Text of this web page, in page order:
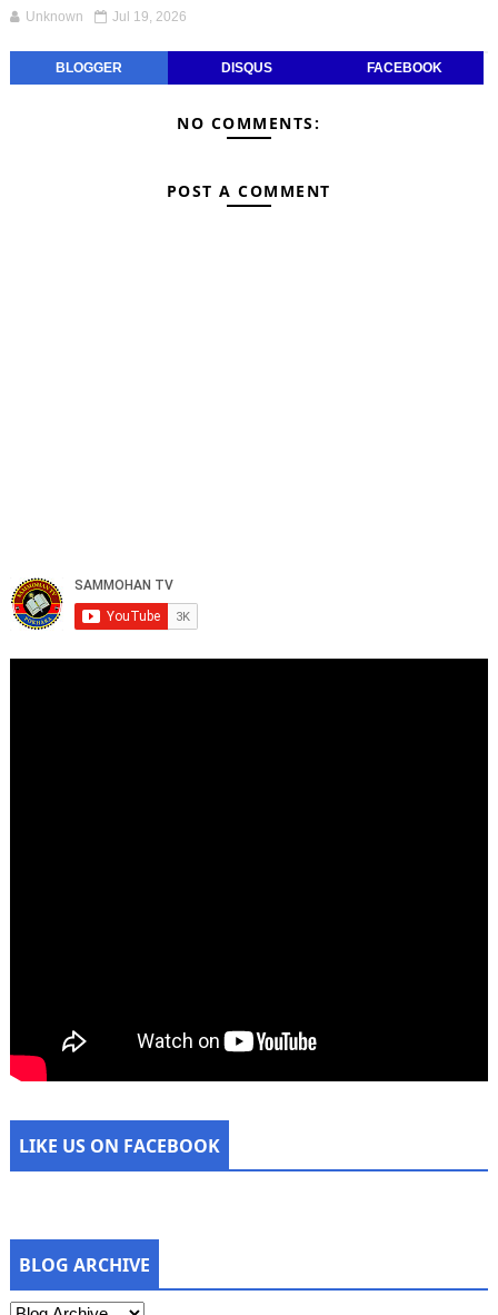
Unknown Jul 19, 2026
BLOGGER DISQUS FACEBOOK
NO COMMENTS:
POST A COMMENT
LIKE US ON FACEBOOK
BLOG ARCHIVE